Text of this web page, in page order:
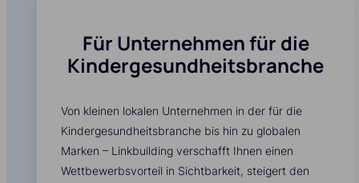
Für Unternehmen für die
Kindergesundheitsbranche
Von kleinen lokalen Unternehmen in der für die
Kindergesundheitsbranche bis hin zu globalen
Marken – Linkbuilding verschafft Ihnen einen
Wettbewerbsvorteil in Sichtbarkeit, steigert den